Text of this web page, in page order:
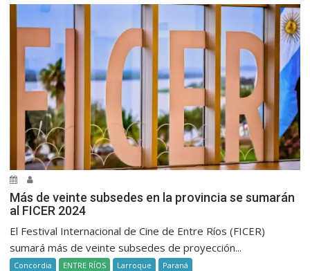
Más de veinte subsedes en la provincia se sumarán
al FICER 2024
El Festival Internacional de Cine de Entre Ríos (FICER)
sumará más de veinte subsedes de proyección...
Concordia ENTRE RÍOS Larroque Paraná